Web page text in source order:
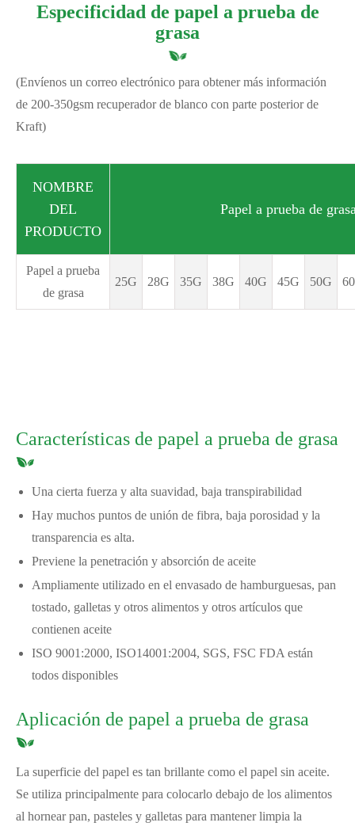
Especificidad de papel a prueba de
grasa
(Envíenos un correo electrónico para obtener más información
de 200-350gsm recuperador de blanco con parte posterior de
Kraft)
NOMBRE
DEL
PRODUCTO
Papel a prueba de
Papel a prueba
de grasa
25G 28G 35G 38G 40G 45G 50G
Características de papel a prueba de grasa
Una cierta fuerza y alta suavidad, baja transpirabilidad
Hay muchos puntos de unión de fibra, baja porosidad y la
transparencia es alta.
Previene la penetración y absorción de aceite
Ampliamente utilizado en el envasado de hamburguesas, pan
tostado, galletas y otros alimentos y otros artículos que
contienen aceite
ISO 9001:2000, ISO14001:2004, SGS, FSC FDA están
todos disponibles
Aplicación de papel a prueba de grasa
La superficie del papel es tan brillante como el papel sin aceite.
Se utiliza principalmente para colocarlo debajo de los alimentos
al hornear pan, pasteles y galletas para mantener limpia la